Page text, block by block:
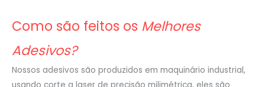
Como são feitos os Melhores
Adesivos?
Nossos adesivos são produzidos em maquinário industrial,